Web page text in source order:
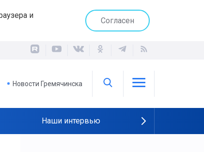
и
Согласен
Новости Гремячинска
Наши интервью